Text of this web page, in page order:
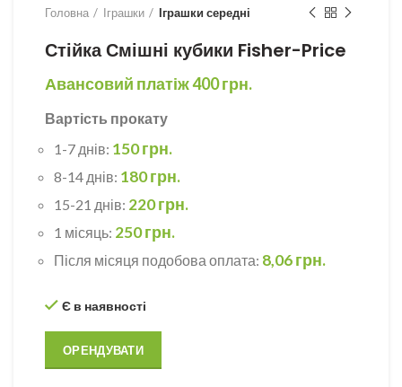
Головна Іграшки Іграшки середні
Стійка Смішні кубики Fisher-Price
Авансовий платіж400грн.
Вартість прокату
1-7 днів: 150 грн.
8-14 днів: 180 грн.
15-21 днів: 220 грн.
1 місяць: 250 грн.
Після місяця подобова оплата: 8,06 грн.
Є в наявності
ОРЕНДУВАТИ